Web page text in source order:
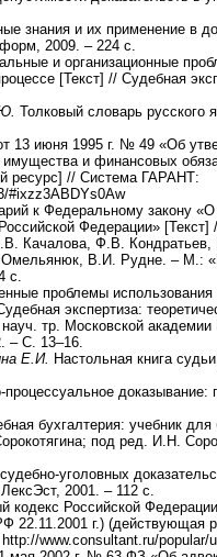
знания и их применение в
2009. – 224 с.
и организационные
[Текст] // Судебная
Толковый словарь
13 июня 1995 г. № 49 «Об
имущества и финансовых
ресурс] // Система ГАРАНТ:
#ixzz3ABDYs0Aw
к Федеральному закону «О
Российской Федерации»
Качалова, Ф.В.
В.И. Рудне. – М.:
с.
проблемы использования
экспертиза:
науч. тр. Московской
– С. 13–16.
Е.И. Настольная книга
процессуальное
бухгалтерия: учебник
под ред. И.Н.
уголовных
2001. – 112 с.
кодекс Российской
г.) (действующая
www.consultant.ru/popular/